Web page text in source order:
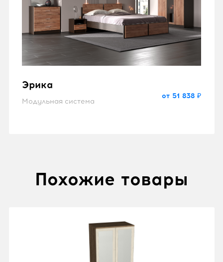
Эрика
Модульная система
от 51 838 ₽
Похожие товары